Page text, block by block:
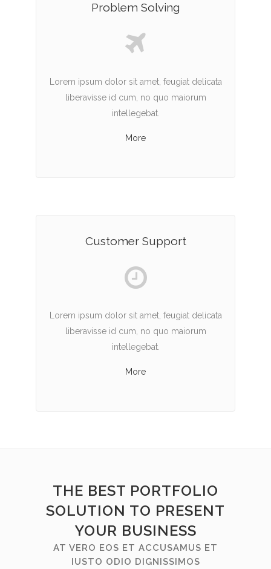
Problem Solving
Lorem ipsum dolor sit amet, feugiat delicata
liberavisse id cum, no quo maiorum
intellegebat.
More
Customer Support
Lorem ipsum dolor sit amet, feugiat delicata
liberavisse id cum, no quo maiorum
intellegebat.
More
THE BEST PORTFOLIO
SOLUTION TO PRESENT
YOUR BUSINESS
AT VERO EOS ET ACCUSAMUS ET
IUSTO ODIO DIGNISSIMOS